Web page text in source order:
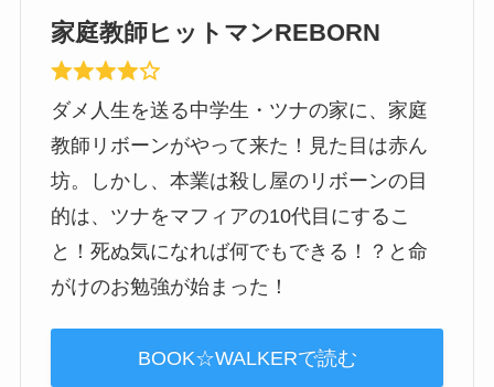
家庭教師ヒットマンREBORN
ダメ人生を送る中学生・ツナの家に、家庭
教師リボーンがやって来た！見た目は赤ん
坊。しかし、本業は殺し屋のリボーンの目
的は、ツナをマフィアの10代目にするこ
と！死ぬ気になれば何でもできる！？と命
がけのお勉強が始まった！
BOOK☆WALKERで読む